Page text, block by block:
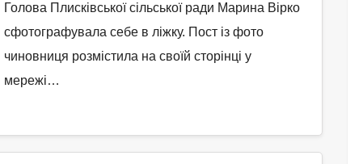
Голова Плисківської сільської ради Марина Вірко
сфотографувала себе в ліжку. Пост із фото
чиновниця розмістила на своїй сторінці у
мережі…